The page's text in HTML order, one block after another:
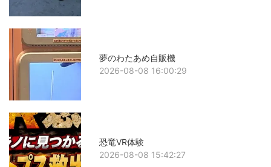
夢のわたあめ自販機
2026-08-08 16:00:29
恐竜VR体験
2026-08-08 15:42:27